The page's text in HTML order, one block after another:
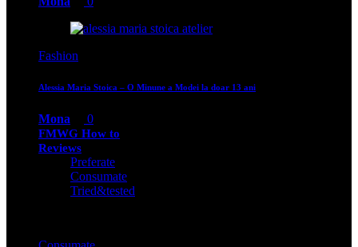
Fashion
Alessia Maria Stoica – O Minune a Modei la doar 13 ani
Mona 0
FMWG How to
Reviews
Preferate
Consumate
Tried&tested